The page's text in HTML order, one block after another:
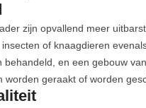
zijn opvallend meer
of knaagdieren
behandeld, en een gebouw
worden geraakt of worden